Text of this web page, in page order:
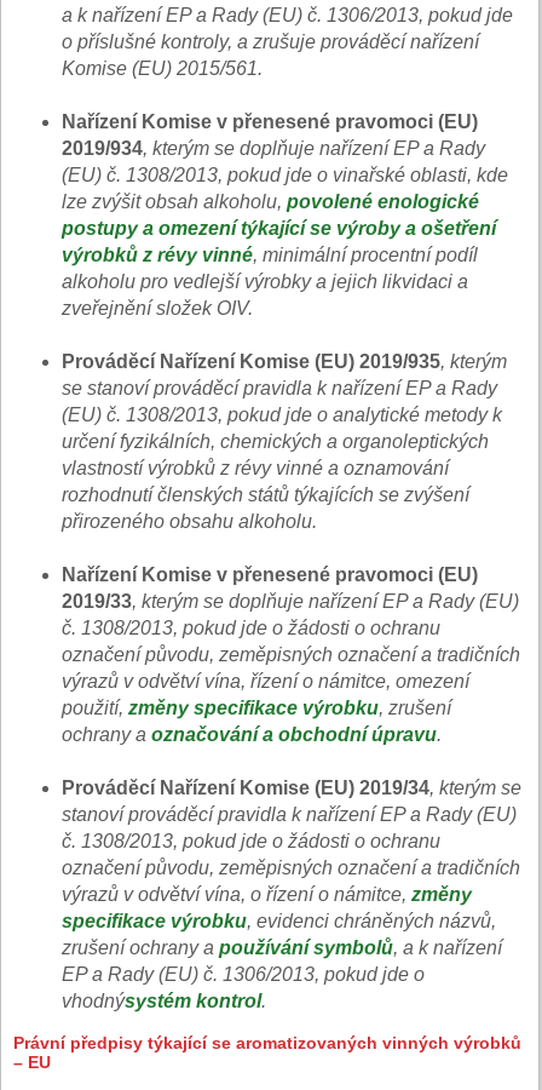
a k nařízení EP a Rady (EU) č. 1306/2013, pokud jde
o příslušné kontroly, a zrušuje prováděcí nařízení
Komise (EU) 2015/561.
Nařízení Komise v přenesené pravomoci (EU)
2019/934, kterým se doplňuje nařízení EP a Rady
(EU) č. 1308/2013, pokud jde o vinařské oblasti, kde
lze zvýšit obsah alkoholu, povolené enologické
postupy a omezení týkající se výroby a ošetření
výrobků z révy vinné, minimální procentní podíl
alkoholu pro vedlejší výrobky a jejich likvidaci a
zveřejnění složek OIV.
Prováděcí Nařízení Komise (EU) 2019/935, kterým
se stanoví prováděcí pravidla k nařízení EP a Rady
(EU) č. 1308/2013, pokud jde o analytické metody k
určení fyzikálních, chemických a organoleptických
vlastností výrobků z révy vinné a oznamování
rozhodnutí členských států týkajících se zvýšení
přirozeného obsahu alkoholu.
Nařízení Komise v přenesené pravomoci (EU)
2019/33, kterým se doplňuje nařízení EP a Rady (EU)
č. 1308/2013, pokud jde o žádosti o ochranu
označení původu, zeměpisných označení a tradičních
výrazů v odvětví vína, řízení o námitce, omezení
použití, změny specifikace výrobku, zrušení
ochrany a označování a obchodní úpravu.
Prováděcí Nařízení Komise (EU) 2019/34, kterým se
stanoví prováděcí pravidla k nařízení EP a Rady (EU)
č. 1308/2013, pokud jde o žádosti o ochranu
označení původu, zeměpisných označení a tradičních
výrazů v odvětví vína, o řízení o námitce, změny
specifikace výrobku, evidenci chráněných názvů,
zrušení ochrany a používání symbolů, a k nařízení
EP a Rady (EU) č. 1306/2013, pokud jde o
vhodnýsystém kontrol.
Právní předpisy týkající se aromatizovaných vinných výrobků
– EU